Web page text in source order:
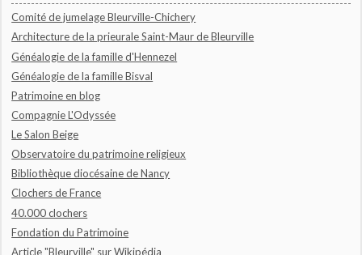
Comité de jumelage Bleurville-Chichery
Architecture de la prieurale Saint-Maur de Bleurville
Généalogie de la famille d'Hennezel
Généalogie de la famille Bisval
Patrimoine en blog
Compagnie L'Odyssée
Le Salon Beige
Observatoire du patrimoine religieux
Bibliothèque diocésaine de Nancy
Clochers de France
40.000 clochers
Fondation du Patrimoine
Article "Bleurville" sur Wikipédia